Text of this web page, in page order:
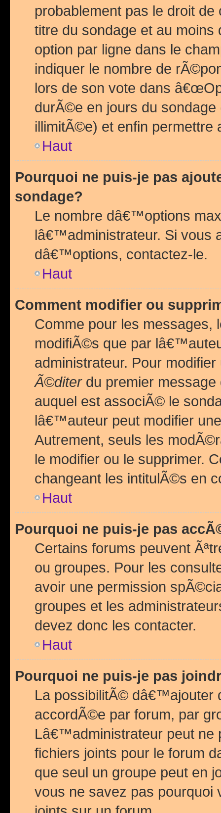
probablement pas le droit
titre du sondage et au
option par ligne dans le
indiquer le nombre de
lors de son vote dans
durÃ©e en jours du
illimitÃ©e) et enfin permettre
Haut
Pourquoi ne puis-je pas
sondage?
Le nombre dâ€™options
lâ€™administrateur. Si vous
dâ€™options, contactez-le.
Haut
Comment modifier ou
Comme pour les messages,
modifiÃ©s que par
administrateur. Pour
Ã©diterdu premier
auquel est associÃ© le
lâ€™auteur peut modifier
Autrement, seuls les
le modifier ou le supprimer.
changeant les intitulÃ©s en
Haut
Pourquoi ne puis-je pas
Certains forums peuvent
ou groupes. Pour les
avoir une permission
groupes et les
devez donc les contacter.
Haut
Pourquoi ne puis-je pas
La possibilitÃ© dâ€™ajouter
accordÃ©e par forum, par
Lâ€™administrateur peut
fichiers joints pour le forum
que seul un groupe peut en
vous ne savez pas pourquoi